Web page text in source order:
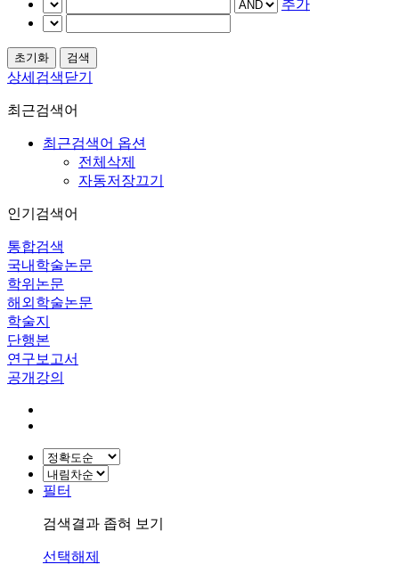
추가
상세검색닫기
최근검색어
최근검색어 옵션
전체삭제
자동저장끄기
인기검색어
통합검색
국내학술논문
학위논문
해외학술논문
학술지
단행본
연구보고서
공개강의
필터
검색결과 좁혀 보기
선택해제